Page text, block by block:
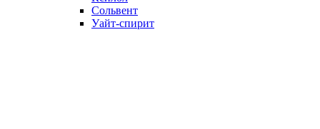
Сольвент
Уайт-спирит